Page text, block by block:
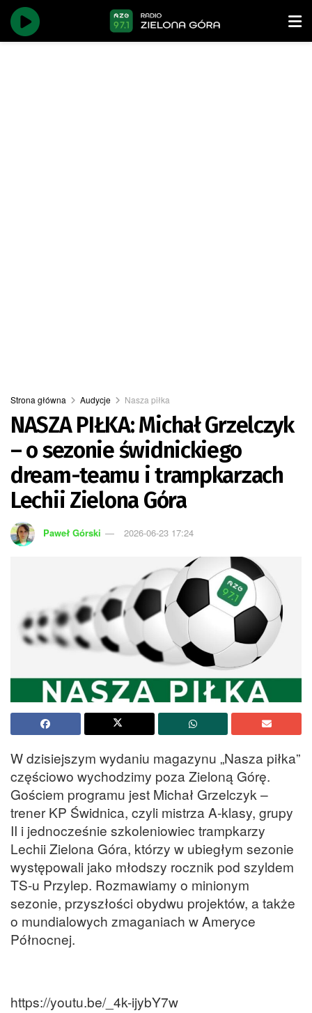
Strona główna Audycje Nasza piłka
NASZA PIŁKA: Michał Grzelczyk
– o sezonie świdnickiego
dream-teamu i trampkarzach
Lechii Zielona Góra
Paweł Górski 2026-06-23 17:24
W dzisiejszym wydaniu magazynu „Nasza piłka”
częściowo wychodzimy poza Zieloną Górę.
Gościem programu jest Michał Grzelczyk –
trener KP Świdnica, czyli mistrza A-klasy, grupy
II i jednocześnie szkoleniowiec trampkarzy
Lechii Zielona Góra, którzy w ubiegłym sezonie
występowali jako młodszy rocznik pod szyldem
TS-u Przylep. Rozmawiamy o minionym
sezonie, przyszłości obydwu projektów, a także
o mundialowych zmaganiach w Ameryce
Północnej.
https://youtu.be/_4k-ijybY7w